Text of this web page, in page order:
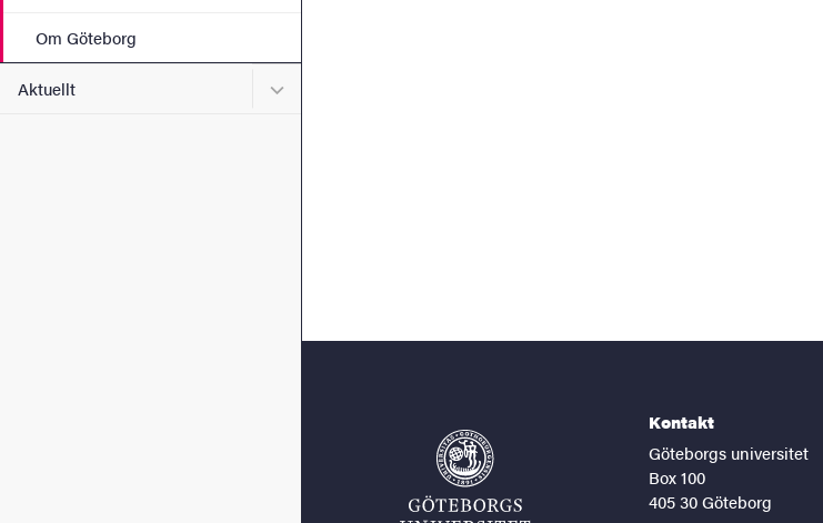
Om Göteborg
Aktuellt Undermeny för Aktuellt
Kontakt
Göteborgs universitet
Box 100
405 30 Göteborg